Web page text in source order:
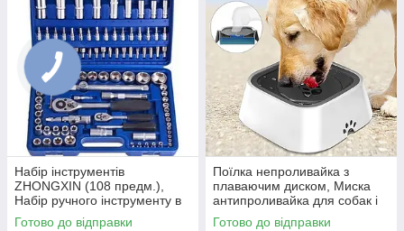
Набір інструментів
ZHONGXIN (108 предм.),
Набір ручного інструменту в
кейсі
Готово до відправки
Поїлка непроливайка з
плаваючим диском, Миска
антипроливайка для собак і
котів, Миска для тварин
Готово до відправки